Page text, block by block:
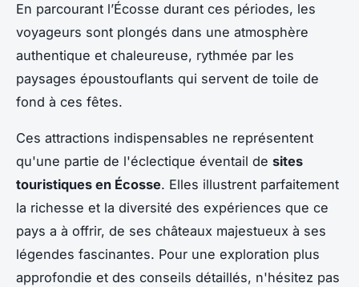
En parcourant l’Écosse durant ces périodes, les
voyageurs sont plongés dans une atmosphère
authentique et chaleureuse, rythmée par les
paysages époustouflants qui servent de toile de
fond à ces fêtes.
Ces attractions indispensables ne représentent
qu'une partie de l'éclectique éventail de sites
touristiques en Écosse. Elles illustrent parfaitement
la richesse et la diversité des expériences que ce
pays a à offrir, de ses châteaux majestueux à ses
légendes fascinantes. Pour une exploration plus
approfondie et des conseils détaillés, n'hésitez pas